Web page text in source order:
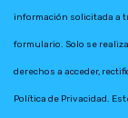
información solicitada a
formulario. Solo se
derechos a acceder,
Política de Privacidad.